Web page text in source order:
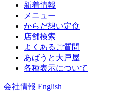
新着情報
メニュー
からだ想い定食
店舗検索
よくあるご質問
あばうと大戸屋
各種表示について
会社情報 English